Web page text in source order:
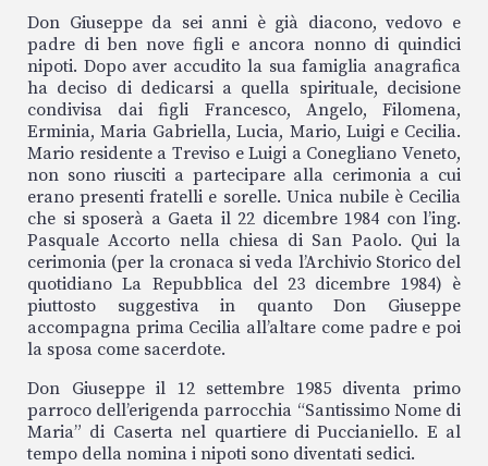
Don Giuseppe da sei anni è già diacono, vedovo e
padre di ben nove figli e ancora nonno di quindici
nipoti. Dopo aver accudito la sua famiglia anagrafica
ha deciso di dedicarsi a quella spirituale, decisione
condivisa dai figli Francesco, Angelo, Filomena,
Erminia, Maria Gabriella, Lucia, Mario, Luigi e Cecilia.
Mario residente a Treviso e Luigi a Conegliano Veneto,
non sono riusciti a partecipare alla cerimonia a cui
erano presenti fratelli e sorelle. Unica nubile è Cecilia
che si sposerà a Gaeta il 22 dicembre 1984 con l’ing.
Pasquale Accorto nella chiesa di San Paolo. Qui la
cerimonia (per la cronaca si veda l’Archivio Storico del
quotidiano La Repubblica del 23 dicembre 1984) è
piuttosto suggestiva in quanto Don Giuseppe
accompagna prima Cecilia all’altare come padre e poi
la sposa come sacerdote.
Don Giuseppe il 12 settembre 1985 diventa primo
parroco dell’erigenda parrocchia “Santissimo Nome di
Maria” di Caserta nel quartiere di Puccianiello. E al
tempo della nomina i nipoti sono diventati sedici.